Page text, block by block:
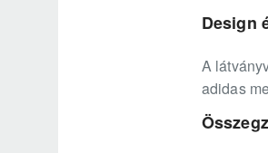
Design
A
adidas